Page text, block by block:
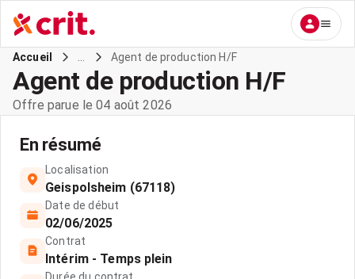
Accueil Agent de production H/F
Agent de production H/F
Offre parue le 04 août 2026
En résumé
Localisation
Geispolsheim (67118)
Date de début
02/06/2025
Contrat
Intérim - Temps plein